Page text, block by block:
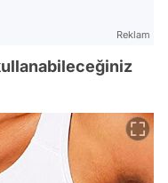
Reklam